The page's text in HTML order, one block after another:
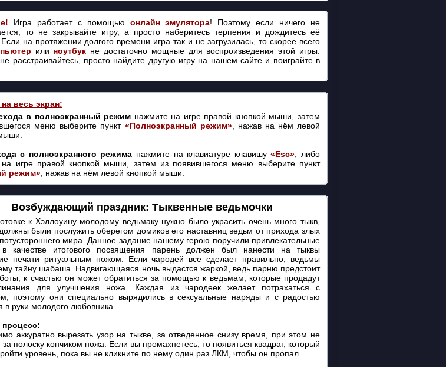
Игра работает с помощью онлайн эмулятора! Поэтому если ничего не
то не закрывайте игру, а просто наберитесь терпения и дождитесь её
Если на протяжении долгого времени игра так и не загрузилась, то скорее всего
или ноутбук не достаточно мощные для воспроизведения этой игры.
расстраивайтесь, просто найдите другую игру на нашем сайте и поиграйте в
весь экран:
в полноэкранный режим нажмите на игре правой кнопкой мыши, затем
меню выберите пункт «Полноэкранный режим», нажав на нём левой
с полноэкранного режима нажмите на клавиатуре клавишу«Esc» , либо
игре правой кнопкой мыши, затем из появившегося меню выберите пункт
режим» , нажав на нём левой кнопкой мыши.
Возбуждающий праздник: Тыквенные ведьмочки
к Хэллоуину молодому ведьмаку нужно было украсить очень много тыкв,
были послужить оберегом домиков его наставниц ведьм от прихода злых
мира. Данное задание нашему герою поручили привлекательные
качестве итогового посвящения парень должен был нанести на тыквы
печати ритуальным ножом. Если чародей все сделает правильно, ведьмы
тайну шабаша. Надвигающаяся ночь выдастся жаркой, ведь парню предстоит
к счастью он может обратиться за помощью к ведьмам, которые продадут
для улучшения ножа. Каждая из чародеек желает потрахаться с
поэтому они специально вырядились в сексуальные наряды и с радостью
в руки молодого любовника.
аккуратно вырезать узор на тыкве, за отведенное снизу время, при этом не
за полоску кончиком ножа. Если вы промахнетесь, то появиться квадрат, который
уровень, пока вы не кликните по нему один раз ЛКМ, чтобы он пропал.